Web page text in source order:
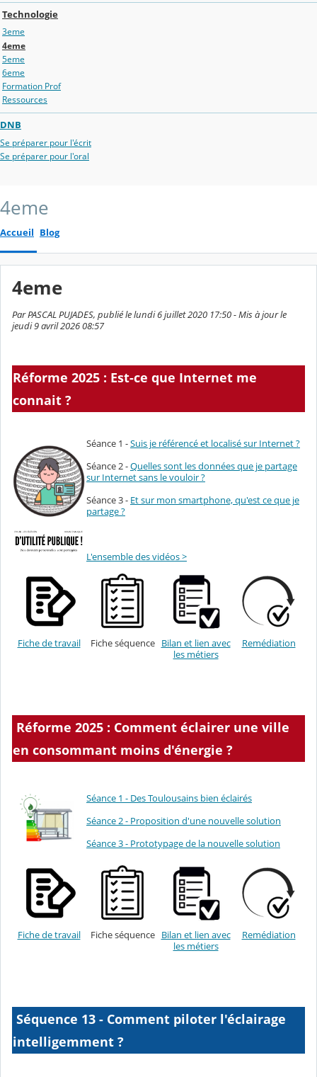
Technologie
3eme
4eme
5eme
6eme
Formation Prof
Ressources
DNB
Se préparer pour l'écrit
Se préparer pour l'oral
4eme
Accueil Blog
4eme
Par PASCAL PUJADES, publié le lundi 6 juillet 2020 17:50 - Mis à jour le
jeudi 9 avril 2026 08:57
Réforme 2025 : Est-ce que Internet me
connait ?
Séance 1 -Suis je référencé et localisé sur Internet ?
Séance 2 -Quelles sont les données que je partage
sur Internet sans le vouloir ?
Séance 3 - Et sur mon smartphone, qu'est ce que je
partage ?
L'ensemble des vidéos >
Fiche de travail Fiche séquence Bilan et lien avec
les métiers
Remédiation
Réforme 2025 : Comment éclairer une ville
en consommant moins d'énergie ?
Séance 1 - Des Toulousains bien éclairés
Séance 2 - Proposition d'une nouvelle solution
Séance 3 - Prototypage de la nouvelle solution
Fiche de travail Fiche séquence Bilan et lien avec
les métiers
Remédiation
Séquence 13 - Comment piloter l'éclairage
intelligemment ?